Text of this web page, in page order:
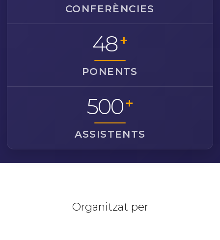
CONFERÈNCIES
+
48
PONENTS
+
500
ASSISTENTS
Organitzat per